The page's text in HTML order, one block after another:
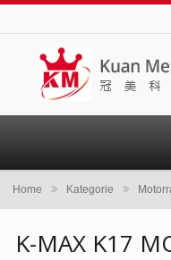
Home Kategorie
K-MAX K17